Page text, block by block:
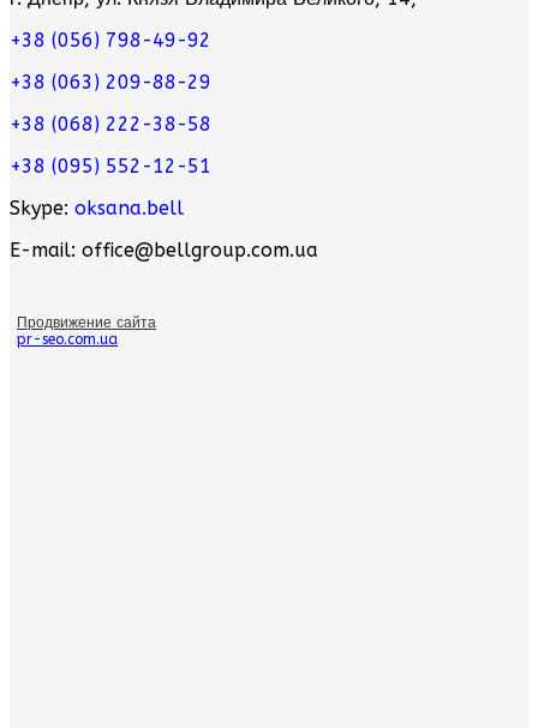
+38 (056) 798-49-92
+38 (063) 209-88-29
+38 (068) 222-38-58
+38 (095) 552-12-51
Skype: oksana.bell
E-mail: office@bellgroup.com.ua
Продвижение сайта
pr-seo.com.ua